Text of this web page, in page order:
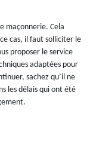
maçonnerie. Cela
cas, il faut solliciter le
proposer le service
adaptées pour
sachez qu’il ne
les délais qui ont été